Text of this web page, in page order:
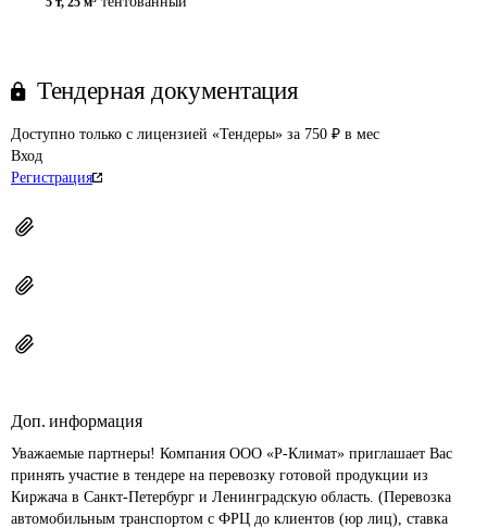
Тендерная документация
Доступно только с лицензией «Тендеры» за 750 ₽ в мес
Вход
Регистрация
Доп. информация
Уважаемые партнеры! Компания ООО «Р-Климат» приглашает Вас
принять участие в тендере на перевозку готовой продукции из
Киржача в Санкт-Петербург и Ленинградскую область. (Перевозка
автомобильным транспортом с ФРЦ до клиентов (юр лиц), ставка